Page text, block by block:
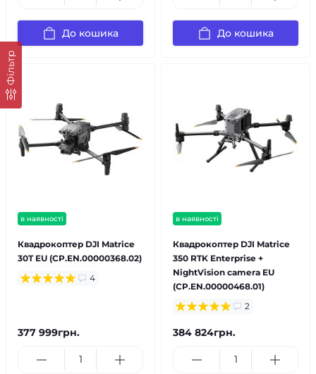
Фільтр
До кошика До кошика
в наявності
Квадрокоптер DJI Matrice
30T EU (CP.EN.00000368.02)
4
377 999грн.
в наявності
Квадрокоптер DJI Matrice
350 RTK Enterprise +
NightVision camera EU
(CP.EN.00000468.01)
2
384 824грн.